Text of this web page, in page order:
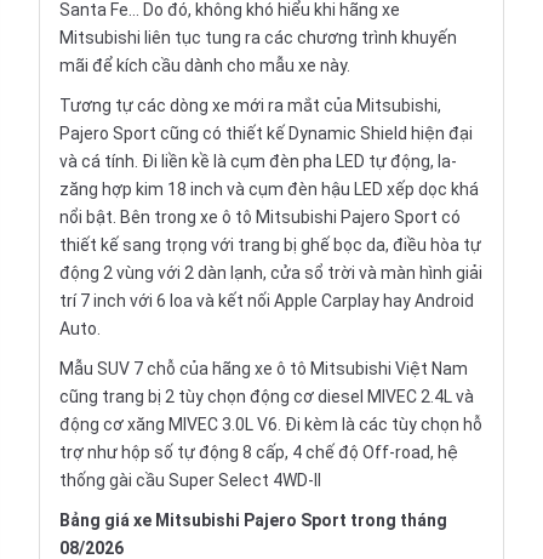
Santa Fe … Do đó, không khó hiểu khi hãng xe
Mitsubishi liên tục tung ra các chương trình khuyến
mãi để kích cầu dành cho mẫu xe này.
Tương tự các dòng xe mới ra mắt của Mitsubishi,
Pajero Sport cũng có thiết kế Dynamic Shield hiện đại
và cá tính. Đi liền kề là cụm đèn pha LED tự động, la-
zăng hợp kim 18 inch và cụm đèn hậu LED xếp dọc khá
nổi bật. Bên trong xe ô tô Mitsubishi Pajero Sport có
thiết kế sang trọng với trang bị ghế bọc da, điều hòa tự
động 2 vùng với 2 dàn lạnh, cửa sổ trời và màn hình giải
trí 7 inch với 6 loa và kết nối Apple Carplay hay Android
Auto.
Mẫu SUV 7 chỗ của hãng xe ô tô Mitsubishi Việt Nam
cũng trang bị 2 tùy chọn động cơ diesel MIVEC 2.4L và
động cơ xăng MIVEC 3.0L V6. Đi kèm là các tùy chọn hỗ
trợ như hộp số tự động 8 cấp, 4 chế độ Off-road, hệ
thống gài cầu Super Select 4WD-II
Bảng giá xe Mitsubishi Pajero Sport trong tháng
08/2026